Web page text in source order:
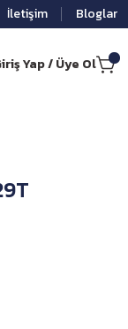
İletişim Bloglar
Yap / Üye Ol